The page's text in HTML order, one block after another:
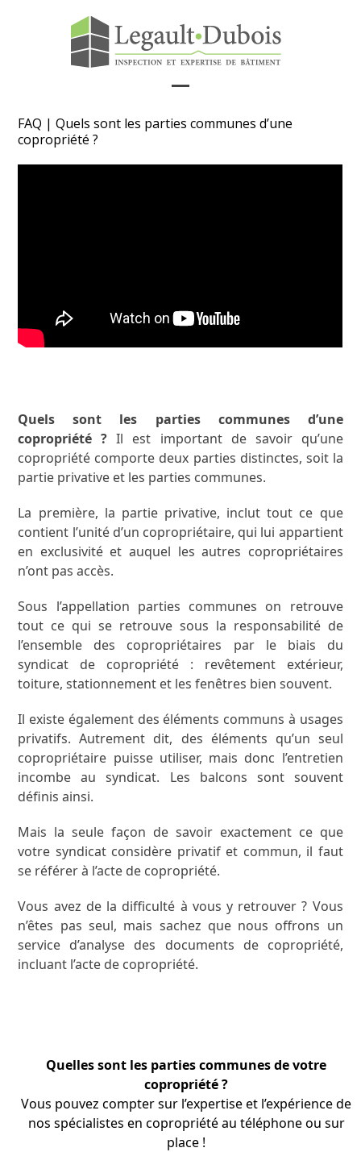
mobile
mobile
FAQ | Quels sont les parties communes d’une
copropriété ?
Quels sont les parties communes d’une
copropriété ?Il est important de savoir qu’une
copropriété comporte deux parties distinctes, soit la
partie privative et les parties communes.
La première, la partie privative, inclut tout ce que
contient l’unité d’un copropriétaire, qui lui appartient
en exclusivité et auquel les autres copropriétaires
n’ont pas accès.
Sous l’appellation parties communes on retrouve
tout ce qui se retrouve sous la responsabilité de
l’ensemble des copropriétaires par le biais du
syndicat de copropriété : revêtement extérieur,
toiture, stationnement et les fenêtres bien souvent.
Il existe également des éléments communs à usages
privatifs. Autrement dit, des éléments qu’un seul
copropriétaire puisse utiliser, mais donc l’entretien
incombe au syndicat. Les balcons sont souvent
définis ainsi.
Mais la seule façon de savoir exactement ce que
votre syndicat considère privatif et commun, il faut
se référer à l’acte de copropriété.
Vous avez de la difficulté à vous y retrouver ? Vous
n’êtes pas seul, mais sachez que nous offrons un
service d’analyse des documents de copropriété,
incluant l’acte de copropriété.
Quelles sont les parties communes de votre
copropriété ?
Vous pouvez compter sur l’expertise et l’expérience de
nos spécialistes en copropriété au téléphone ou sur
place !